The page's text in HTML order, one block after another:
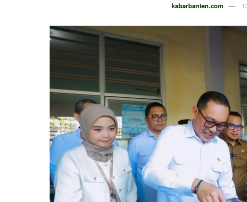
kabarbanten.com